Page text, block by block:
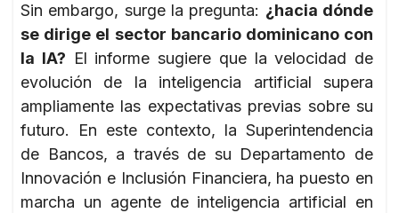
Sin embargo, surge la pregunta: ¿hacia dónde
se dirige el sector bancario dominicano con
la IA? El informe sugiere que la velocidad de
evolución de la inteligencia artificial supera
ampliamente las expectativas previas sobre su
futuro. En este contexto, la Superintendencia
de Bancos, a través de su Departamento de
Innovación e Inclusión Financiera, ha puesto en
marcha un agente de inteligencia artificial en